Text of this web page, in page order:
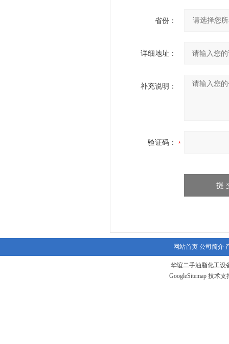
省份：
详细地址：
补充说明：
验证码：
网站首页 公司简介
华谊二手油脂化工设
GoogleSitemap 技术支